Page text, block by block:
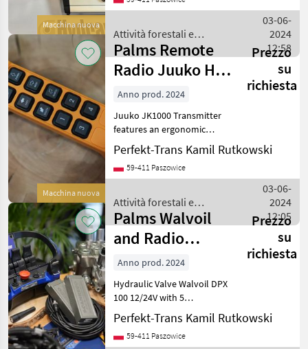
Kronos
Farma
Palfinger
BMF
Krpan
tutti
31
MARKETPLACE
Marketplace
Offerte dei
rivenditori
Annunci
Macchina nuova
Attività forestali e
lavorazione del legno /
Palms
03-06-
2024
12:58
Macchina nuova
Palms Remote
Radio Juuko HV-
K 1000 On/Off
Transmitter
Prezzo
su
richiesta
Anno prod. 2024
Juuko JK1000 Transmitter
features an ergonomic
design that ensures a
comfortable grip.
Positioned at the top, it
brightness red LEDs that
display t
Perfekt-Trans Kamil Rutkowski
59-411 Paszowice
Attività forestali e
lavorazione del legno /
Palms
03-06-
2024
12:05
Palms Walvoil
and Radio
Remote RC 400 5
Funcionts
Prezzo
su
richiesta
Anno prod. 2024
Hydraulic Valve Walvoil DPX
100 12/24V with 5
Proportional Sections,
Open/Closed Center and
Additional Levers. The
Perfekt-Trans Kamil Rutkowski
59-411 Paszowice